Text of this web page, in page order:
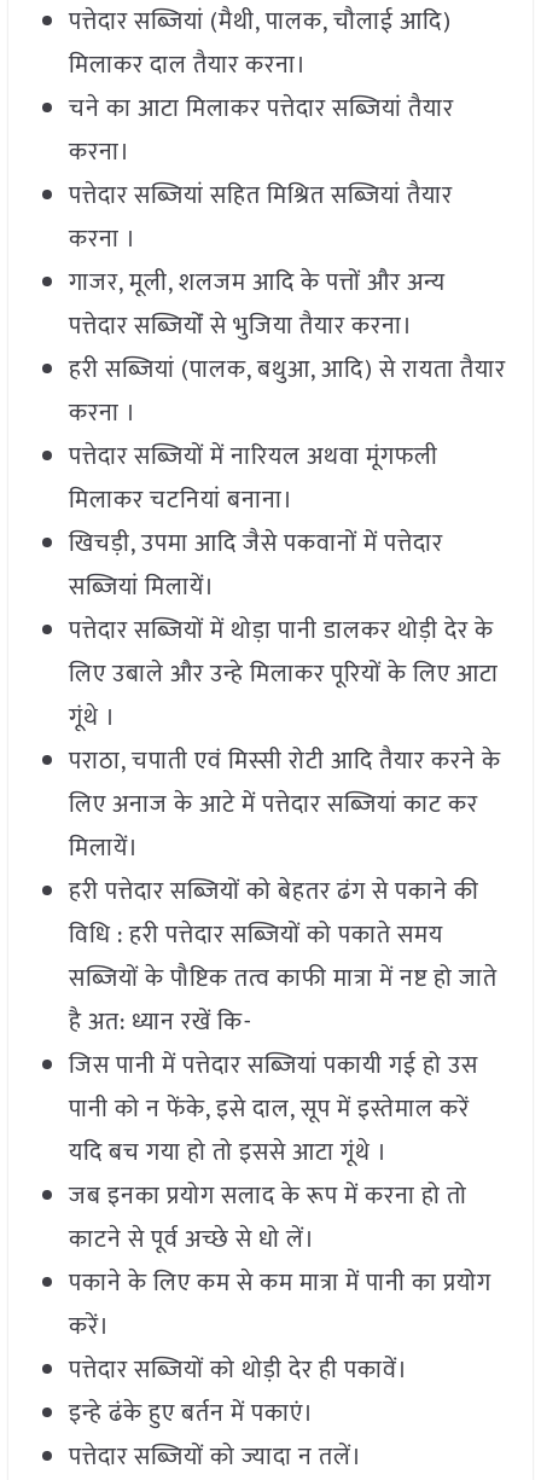
पत्तेदार सब्जियां (मैथी, पालक, चौलाई आदि)
मिलाकर दाल तैयार करना।
चने का आटा मिलाकर पत्तेदार सब्जियां तैयार
करना।
पत्तेदार सब्जियां सहित मिश्रित सब्जियां तैयार
करना ।
गाजर, मूली, शलजम आदि के पत्तों और अन्य
पत्तेदार सब्जियोंं से भुजिया तैयार करना।
हरी सब्जियां (पालक, बथुआ, आदि) से रायता तैयार
करना ।
पत्तेदार सब्जियों में नारियल अथवा मूंगफली
मिलाकर चटनियां बनाना।
खिचड़ी, उपमा आदि जैसे पकवानों में पत्तेदार
सब्जियां मिलायें।
पत्तेदार सब्जियों में थोड़ा पानी डालकर थोड़ी देर के
लिए उबाले और उन्हे मिलाकर पूरियों के लिए आटा
गूंथे ।
पराठा, चपाती एवं मिस्सी रोटी आदि तैयार करने के
लिए अनाज के आटे में पत्तेदार सब्जियां काट कर
मिलायें।
हरी पत्तेदार सब्जियों को बेहतर ढंग से पकाने की
विधि : हरी पत्तेदार सब्जियों को पकाते समय
सब्जियों के पौष्टिक तत्व काफी मात्रा में नष्ट हो जाते
है अत: ध्यान रखें कि-
जिस पानी में पत्तेदार सब्जियां पकायी गई हो उस
पानी को न फेंके, इसे दाल, सूप में इस्तेमाल करें
यदि बच गया हो तो इससे आटा गूंथे ।
जब इनका प्रयोग सलाद के रूप में करना हो तो
काटने से पूर्व अच्छे से धो लें।
पकाने के लिए कम से कम मात्रा में पानी का प्रयोग
करें।
पत्तेदार सब्जियों को थोड़ी देर ही पकावें।
इन्हे ढंके हुए बर्तन में पकाएं।
पत्तेदार सब्जियों को ज्यादा न तलें।